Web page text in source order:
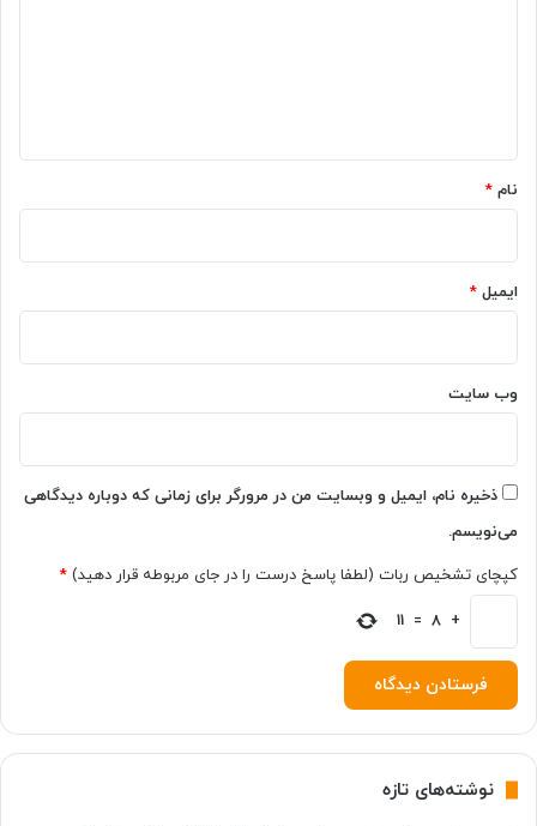
–
م
۱
۴
۱
نام *
ایمیل *
وب‌ سایت
ذخیره نام، ایمیل و وبسایت من در مرورگر برای زمانی که دوباره دیدگاهی
می‌نویسم.
کپچای تشخیص ربات (لطفا پاسخ درست را در جای مربوطه قرار دهید) *
+
8
=
11
نوشته‌های تازه